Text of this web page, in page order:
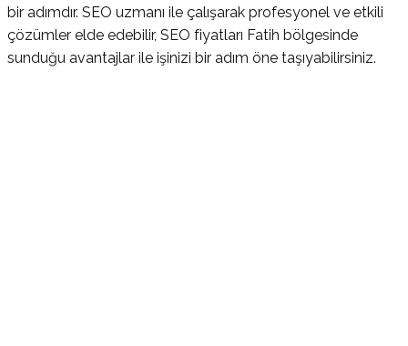
bir adımdır. SEO uzmanı ile çalışarak profesyonel ve etkili
çözümler elde edebilir, SEO fiyatları Fatih bölgesinde
sunduğu avantajlar ile işinizi bir adım öne taşıyabilirsiniz.